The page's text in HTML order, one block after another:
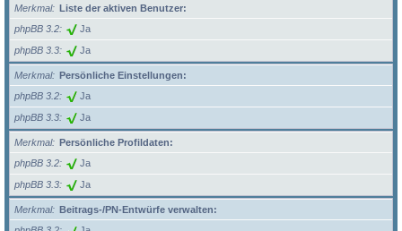
Merkmal
Liste der aktiven Benutzer:
phpBB 3.2
Ja
phpBB 3.3 Ja
Merkmal
Persönliche Einstellungen:
phpBB 3.2
Ja
phpBB 3.3 Ja
Merkmal
Persönliche Profildaten:
phpBB 3.2
Ja
phpBB 3.3 Ja
Merkmal
Beitrags-/PN-Entwürfe verwalten: